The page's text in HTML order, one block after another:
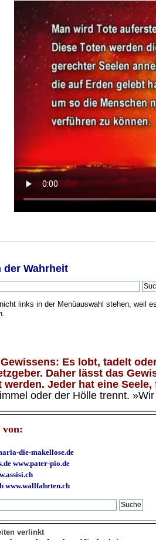
der Wahrheit
links in der Menüauswahl stehen, weil
Es lobt, tadelt
Daher lässt das
Jeder hat eine
oder der Hölle trennt.
von:
die-makellose.de
www.pater-pio.de
www.wallfahrten.ch
verlinkt